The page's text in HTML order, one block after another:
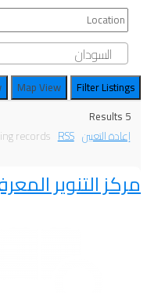
السودان
FilterListings
Map View
5
records.
إعادة التعيين RSS
مركز التنوير